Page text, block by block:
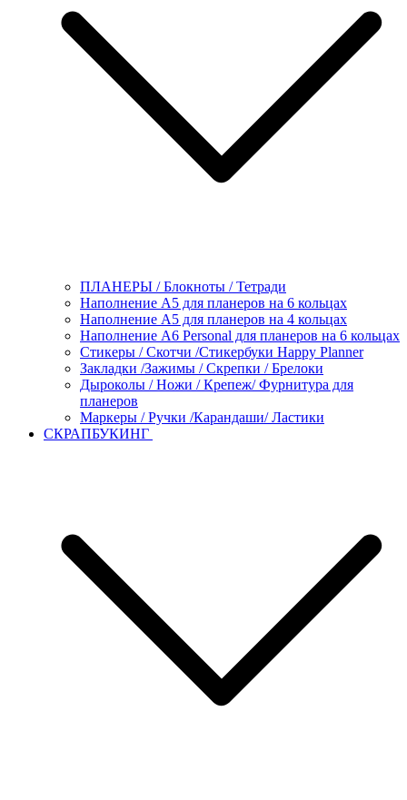
ПЛАНЕРЫ / Блокноты / Тетради
Наполнение А5 для планеров на 6 кольцах
Наполнение А5 для планеров на 4 кольцах
Наполнение А6 Personal для планеров на 6 кольцах
Стикеры / Скотчи /Стикербуки Happy Planner
Закладки /Зажимы / Скрепки / Брелоки
Дыроколы / Ножи / Крепеж/ Фурнитура для
планеров
Маркеры / Ручки /Карандаши/ Ластики
СКРАПБУКИНГ